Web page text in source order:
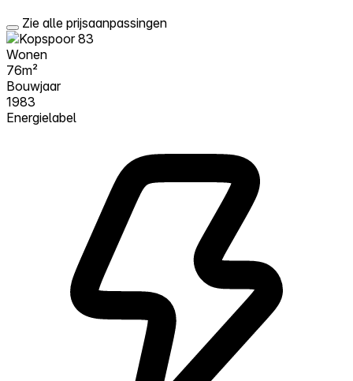
Zie alle prijsaanpassingen
Wonen
76m²
Bouwjaar
1983
Energielabel